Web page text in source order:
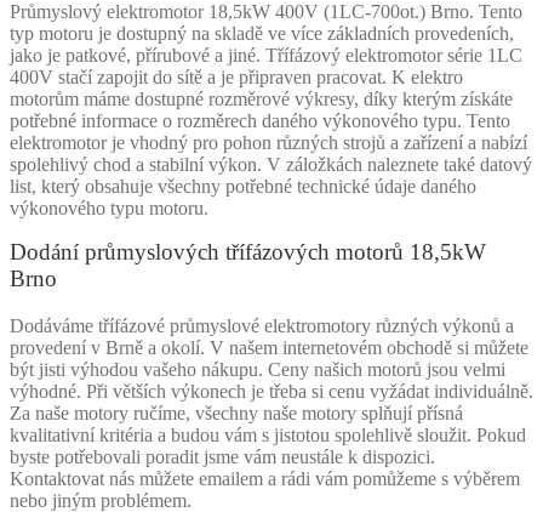
Průmyslový elektromotor 18,5kW 400V (1LC-700ot.) Brno. Tento
typ motoru je dostupný na skladě ve více základních provedeních,
jako je patkové, přírubové a jiné. Třífázový elektromotor série 1LC
400V stačí zapojit do sítě a je připraven pracovat. K elektro
motorům máme dostupné rozměrové výkresy, díky kterým získáte
potřebné informace o rozměrech daného výkonového typu. Tento
elektromotor je vhodný pro pohon různých strojů a zařízení a nabízí
spolehlivý chod a stabilní výkon. V záložkách naleznete také datový
list, který obsahuje všechny potřebné technické údaje daného
výkonového typu motoru.
Dodání průmyslových třífázových motorů 18,5kW
Brno
Dodáváme třífázové průmyslové elektromotory různých výkonů a
provedení v Brně a okolí. V našem internetovém obchodě si můžete
být jisti výhodou vašeho nákupu. Ceny našich motorů jsou velmi
výhodné. Při větších výkonech je třeba si cenu vyžádat individuálně.
Za naše motory ručíme, všechny naše motory splňují přísná
kvalitativní kritéria a budou vám s jistotou spolehlivě sloužit. Pokud
byste potřebovali poradit jsme vám neustále k dispozici.
Kontaktovat nás můžete emailem a rádi vám pomůžeme s výběrem
nebo jiným problémem.